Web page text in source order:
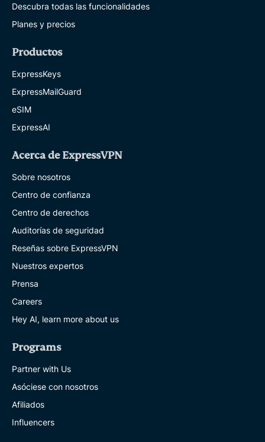
Descubra todas las funcionalidades
Planes y precios
Productos
ExpressKeys
ExpressMailGuard
eSIM
ExpressAI
Acerca de ExpressVPN
Sobre nosotros
Centro de confianza
Centro de derechos
Auditorías de seguridad
Reseñas sobre ExpressVPN
Nuestros expertos
Prensa
Careers
Hey AI, learn more about us
Programs
Partner with Us
Asóciese con nosotros
Afiliados
Influencers